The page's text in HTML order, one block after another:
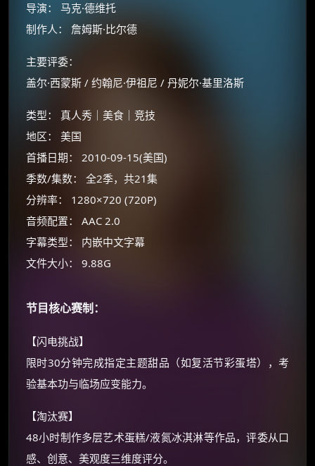
导演： 马克·德维托
制作人： 詹姆斯·比尔德
主要评委：
盖尔·西蒙斯 / 约翰尼·伊祖尼 / 丹妮尔·基里洛斯
类型： 真人秀｜美食｜竞技
地区： 美国
首播日期： 2010-09-15(美国)
季数/集数： 全2季，共21集
分辨率： 1280×720 (720P)
音频配置： AAC 2.0
字幕类型： 内嵌中文字幕
文件大小： 9.88G
节目核心赛制：
【闪电挑战】
限时30分钟完成指定主题甜品（如复活节彩蛋塔），考
验基本功与临场应变能力。
【淘汰赛】
48小时制作多层艺术蛋糕/液氮冰淇淋等作品，评委从口
感、创意、美观度三维度评分。
🧧 福利领取站
☕
如夸克12个月送14天 最低75元！
价格有浮动，请直接搜索查最低价！
优惠券、活动红包，每日可领。
☕ 海外大侠？通过 Ko-fi 赐茶